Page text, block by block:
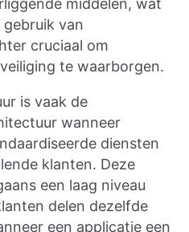
middelen, wat
van
cruciaal om
te waarborgen.
is vaak de
wanneer
diensten
klanten. Deze
een laag niveau
delen dezelfde
een applicatie een